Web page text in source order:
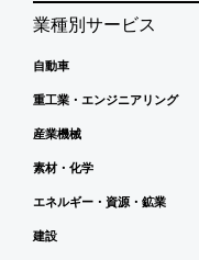
業種別サービス
自動車
重工業・エンジニアリング
産業機械
素材・化学
エネルギー・資源・鉱業
建設